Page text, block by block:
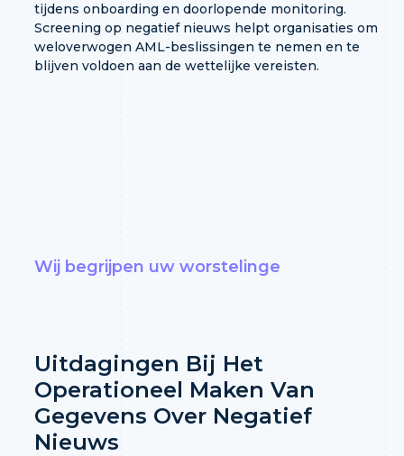
tijdens onboarding en doorlopende monitoring.
Screening op negatief nieuws helpt organisaties om
weloverwogen AML-beslissingen te nemen en te
blijven voldoen aan de wettelijke vereisten.
Wij begrijpen uw worstelinge
Uitdagingen Bij Het
Operationeel Maken Van
Gegevens Over Negatief
Nieuws